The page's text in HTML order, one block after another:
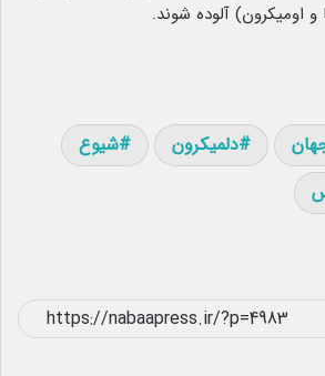
اومیکرون) آلوده شوند.
دلمیکرون
شیوع